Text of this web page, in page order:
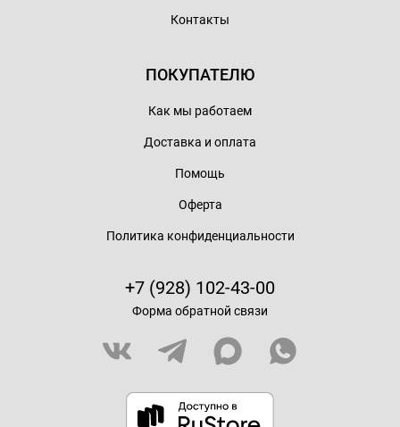
Контакты
ПОКУПАТЕЛЮ
Как мы работаем
Доставка и оплата
Помощь
Оферта
Политика конфиденциальности
+7 (928) 102-43-00
Форма обратной связи